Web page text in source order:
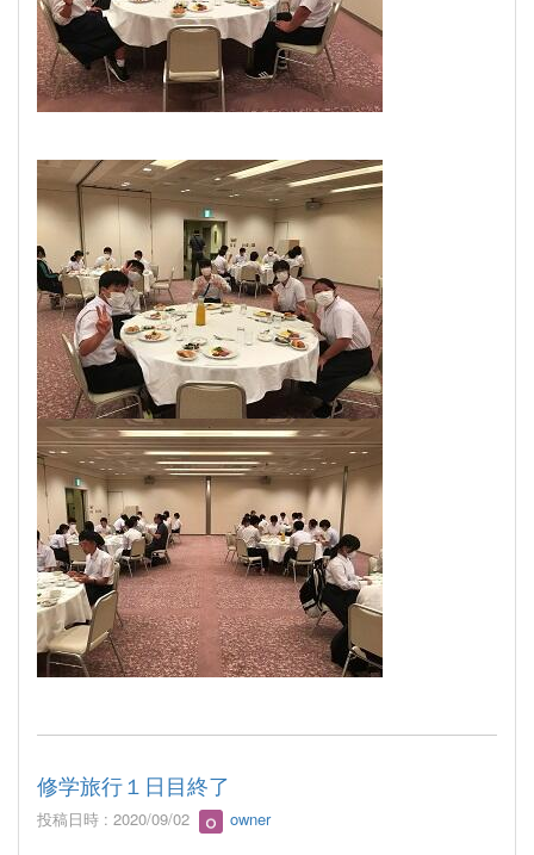
修学旅行１日目終了
投稿日時 : 2020/09/02 owner